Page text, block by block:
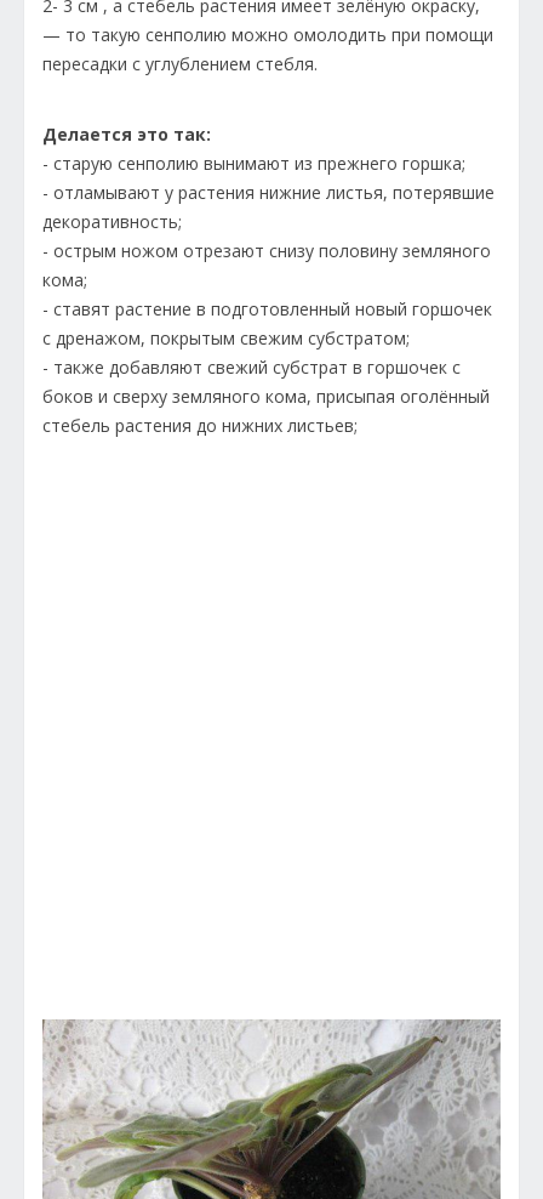
2- 3 см , а стебель растения имеет зелёную окраску,
— то такую сенполию можно омолодить при помощи
пересадки с углублением стебля.
Делается это так:
- старую сенполию вынимают из прежнего горшка;
- отламывают у растения нижние листья, потерявшие
декоративность;
- острым ножом отрезают снизу половину земляного
кома;
- ставят растение в подготовленный новый горшочек
с дренажом, покрытым свежим субстратом;
- также добавляют свежий субстрат в горшочек с
боков и сверху земляного кома, присыпая оголённый
стебель растения до нижних листьев;